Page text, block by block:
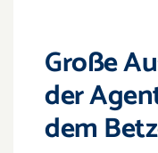
Große
der
dem